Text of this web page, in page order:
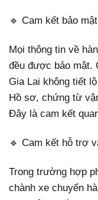
🔹 Cam kết bảo
Mọi thông tin về
đều được bảo mật.
Gia Lai không tiết
Hồ sơ, chứng từ
Đây là cam kết
🔹 Cam kết hỗ trợ
Trong trường hợp
chành xe chuyển